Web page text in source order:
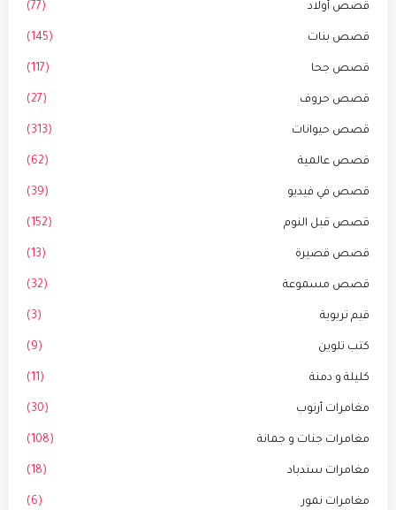
قصص أولاد (77)
قصص بنات (145)
قصص جحا (117)
قصص حروف (27)
قصص حيوانات (313)
قصص عالمية (62)
قصص في فيديو (39)
قصص قبل النوم (152)
قصص قصيرة (13)
قصص مسموعة (32)
قيم تربوية (3)
كتب تلوين (9)
كليلة و دمنة (11)
مغامرات أرنوب (30)
مغامرات جنات و جمانة (108)
مغامرات سندباد (18)
مغامرات نمور (6)